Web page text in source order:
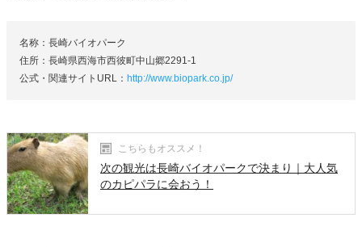
名称：長崎バイオパーク
住所：長崎県西海市西彼町中山郷2291-1
公式・関連サイトURL： http://www.biopark.co.jp/
こちらもオススメ！
次の観光は長崎バイオパークで決まり｜大人気
のカピパラに会おう！